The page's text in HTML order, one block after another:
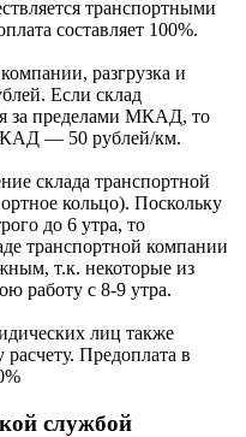
транспортными
составляет 100%.
разгрузка и
Если склад
за пределами МКАД, то
МКАД — 50 рублей/км.
склада транспортной
кольцо). Поскольку
до 6 утра, то
транспортной компании
т.к. некоторые из
работу с 8-9 утра.
лиц также
расчету. Предоплата в
службой